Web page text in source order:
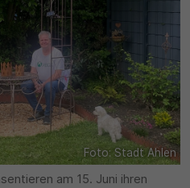
Foto: Stadt Ahlen
am 15. Juni ihren
verwendet, um Details
ID zu speichern.